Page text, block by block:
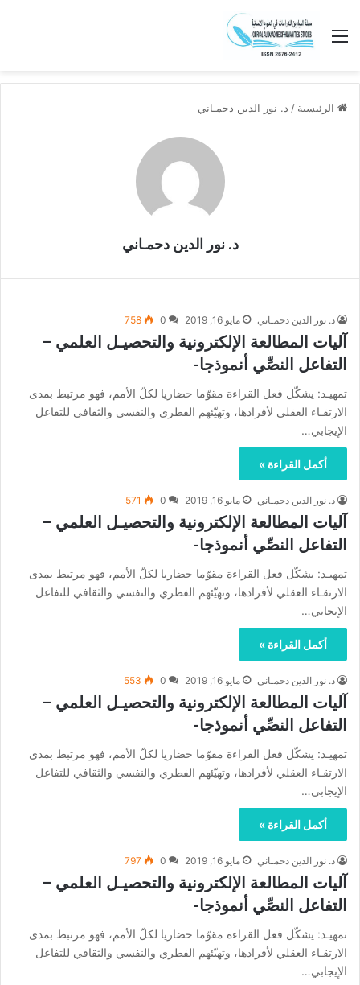
القائمة
الرئيسية / د. نور الدين دحمـاني
د. نور الدين دحمـاني
د. نور الدين دحمـاني مايو 16, 2019 0
758
آليات المطالعة الإلكترونية والتحصيـل العلمي –
التفاعل النصِّي أنموذجا-
تمهيـد: يشكّل فعل القراءة مقوّما حضاريا لكلّ الأمم، فهو مرتبط بمدى
الارتقـاء العقلي لأفرادها، وتهيّئهم الفطري والنفسي والثقافي للتفاعل
الإيجابي…
أكمل القراءة »
د. نور الدين دحمـاني مايو 16, 2019 0
571
آليات المطالعة الإلكترونية والتحصيـل العلمي –
التفاعل النصِّي أنموذجا-
تمهيـد: يشكّل فعل القراءة مقوّما حضاريا لكلّ الأمم، فهو مرتبط بمدى
الارتقـاء العقلي لأفرادها، وتهيّئهم الفطري والنفسي والثقافي للتفاعل
الإيجابي…
أكمل القراءة »
د. نور الدين دحمـاني مايو 16, 2019 0
553
آليات المطالعة الإلكترونية والتحصيـل العلمي –
التفاعل النصِّي أنموذجا-
تمهيـد: يشكّل فعل القراءة مقوّما حضاريا لكلّ الأمم، فهو مرتبط بمدى
الارتقـاء العقلي لأفرادها، وتهيّئهم الفطري والنفسي والثقافي للتفاعل
الإيجابي…
أكمل القراءة »
د. نور الدين دحمـاني مايو 16, 2019 0
797
آليات المطالعة الإلكترونية والتحصيـل العلمي –
التفاعل النصِّي أنموذجا-
تمهيـد: يشكّل فعل القراءة مقوّما حضاريا لكلّ الأمم، فهو مرتبط بمدى
الارتقـاء العقلي لأفرادها، وتهيّئهم الفطري والنفسي والثقافي للتفاعل
الإيجابي…